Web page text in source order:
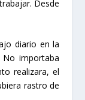
Desde
diario en la
importaba
realizara, el
rastro de